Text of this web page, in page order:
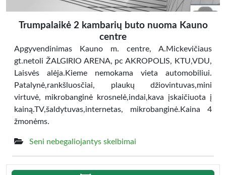
Trumpalaikė 2 kambarių buto nuoma Kauno
centre
Apgyvendinimas Kauno m. centre, A.Mickevičiaus
gt.netoli ŽALGIRIO ARENA, pc AKROPOLIS, KTU,VDU,
Laisvės alėja.Kieme nemokama vieta automobiliui.
Patalynė,rankšluosčiai, plaukų džiovintuvas,mini
virtuvė, mikrobanginė krosnelė,indai,kava įskaičiuota į
kainą.TV,šaldytuvas,internetas, mikrobanginė.Kaina 4
žmonėms.
Seni nebegaliojantys skelbimai